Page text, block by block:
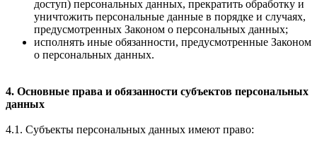
доступ) персональных данных, прекратить обработку и
уничтожить персональные данные в порядке и случаях,
предусмотренных Законом о персональных данных;
исполнять иные обязанности, предусмотренные Законом
о персональных данных.
4. Основные права и обязанности субъектов персональных
данных
4.1. Субъекты персональных данных имеют право: